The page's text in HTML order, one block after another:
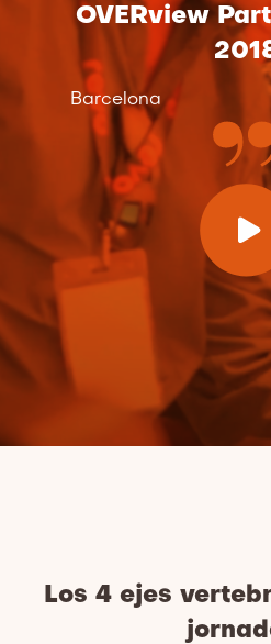
OVERview
Barcelona
Los 4 ejes